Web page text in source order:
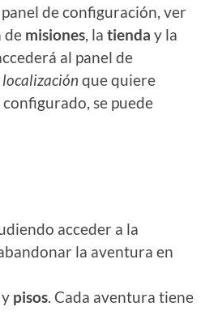
de configuración, ver
de misiones, la tienda y la
al panel de
localización que quiere
se puede
acceder a la
la aventura en
y pisos. Cada aventura tiene